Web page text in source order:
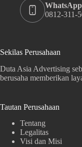
0812-311-
Sekilas Perusahaan
Duta Asia Advertising
berusaha memberikan
Tautan Perusahaan
Tentang
Legalitas
Visi dan Misi